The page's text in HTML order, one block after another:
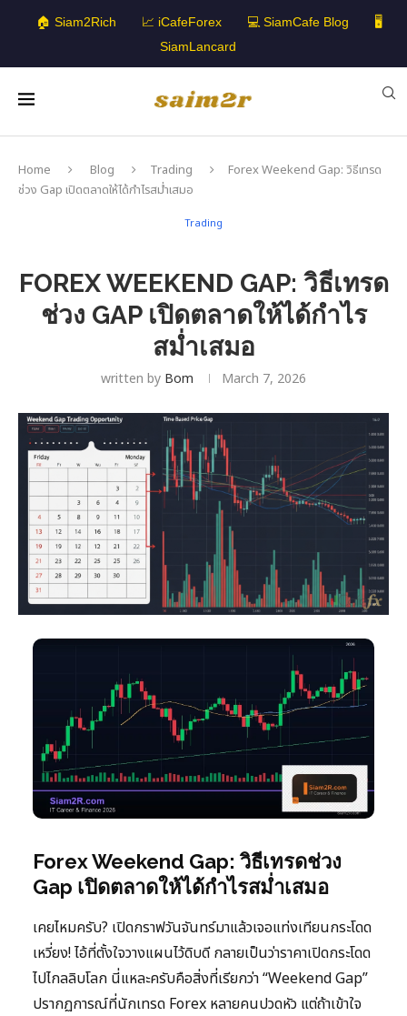
🏠 Siam2Rich 📈 iCafeForex 💻 SiamCafe Blog
🖥️
SiamLancard
Home Blog Trading
Forex Weekend Gap: วิธีเทรด
ช่วง Gap เปิดตลาดให้ได้กำไรสม่ำเสมอ
Trading
FOREX WEEKEND GAP: วิธีเทรด
ช่วง GAP เปิดตลาดให้ได้กำไร
สม่ำเสมอ
written by Bom March 7, 2026
Forex Weekend Gap: วิธีเทรดช่วง
Gap เปิดตลาดให้ได้กำไรสม่ำเสมอ
เคยไหมครับ? เปิดกราฟวันจันทร์มาแล้วเจอแท่งเทียนกระโดด
เหวี่ยง! ไอ้ที่ตั้งใจวางแผนไว้ดิบดี กลายเป็นว่าราคาเปิดกระโดด
ไปไกลลิบโลก นี่แหละครับคือสิ่งที่เรียกว่า “Weekend Gap”
ปรากฏการณ์ที่นักเทรด Forex หลายคนปวดหัว แต่ถ้าเข้าใจ